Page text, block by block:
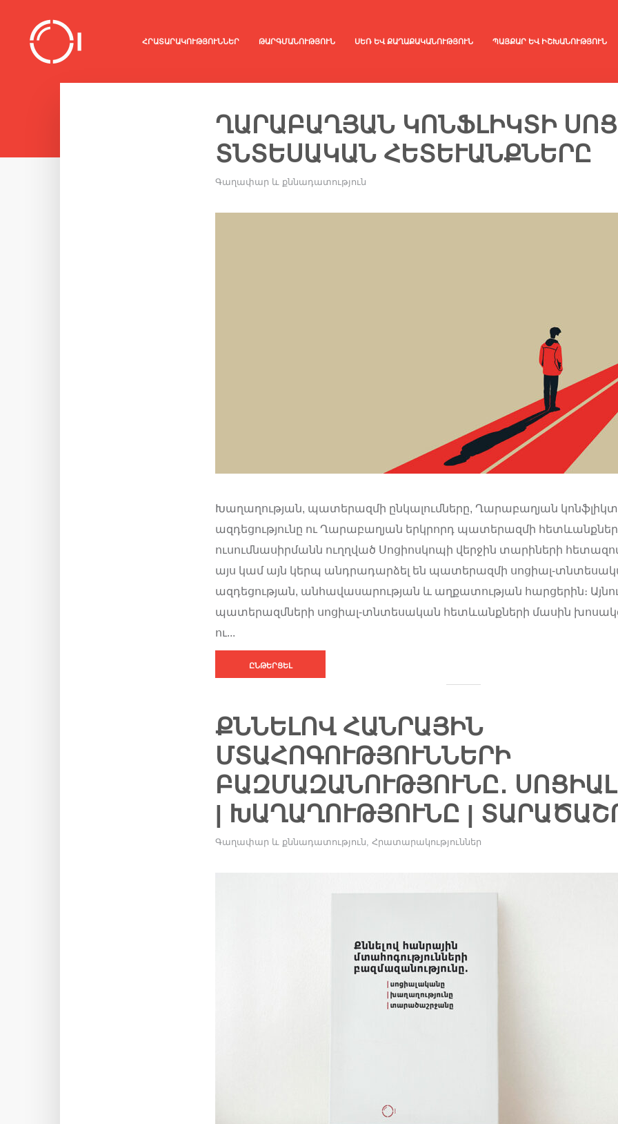
ՀՐԱՏԱՐԱԿՈՒԹՅՈՒՆՆԵՐ ԹԱՐԳՄԱՆՈՒԹՅՈՒՆ ՍԵՌ ԵՎ ՔԱՂԱՔԱԿԱՆՈՒԹՅՈՒՆ ՊԱՅՔԱՐ ԵՎ ԻՇԽԱՆՈՒԹՅՈՒՆ
ՂԱՐԱԲԱՂՅԱՆ ԿՈՆՖԼԻԿՏԻ
ՏՆՏԵՍԱԿԱՆ ՀԵՏԵՒԱՆՔՆԵՐԸ
Գաղափար և քննադատություն
Խաղաղության, պատերազմի ընկալումները, Ղարաբաղյան
ազդեցությունը ու Ղարաբաղյան երկրորդ պատերազմի
ուսումնասիրմանն ուղղված Սոցիոսկոպի վերջին տարիների
այս կամ այն կերպ անդրադարձել են պատերազմի սոցիալ-
ազդեցության, անհավասարության և աղքատության հարցերին։
պատերազմների սոցիալ-տնտեսական հետևանքների մասին
ու...
ԸՆԹԵՐՑԵԼ
ՔՆՆԵԼՈՎ ՀԱՆՐԱՅԻՆ
ՄՏԱՀՈԳՈՒԹՅՈՒՆՆԵՐԻ
ԲԱԶՄԱԶԱՆՈՒԹՅՈՒՆԸ․
| ԽԱՂԱՂՈՒԹՅՈՒՆԸ |
Գաղափար և քննադատություն, Հրատարակություններ